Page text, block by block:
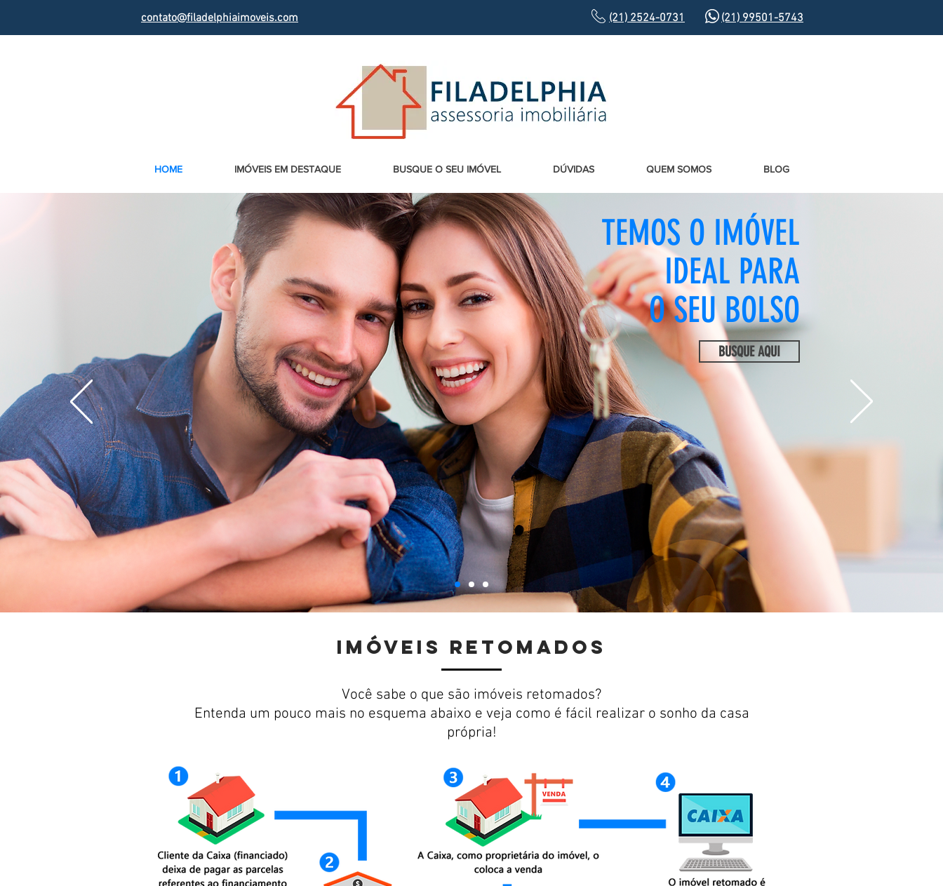
contato@filadelphiaimoveis.com (21) 2524-0731 (21) 99501-5743
HOME IMÓVEIS EM DESTAQUE BUSQUE O SEU IMÓVEL DÚVIDAS QUEM SOMOS BLOG
TEMOS O IMÓVEL
IDEAL PARA
O SEU BOLSO
BUSQUE AQUI
IMÓVEIS rETOMADOS
Você sabe o que são imóveis retomados?
Entenda um pouco mais no esquema abaixo e veja como é fácil realizar o sonho da casa
própria!